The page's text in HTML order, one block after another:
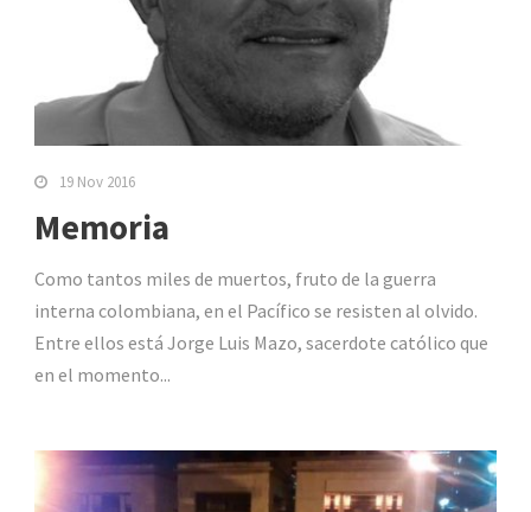
19 Nov 2016
Memoria
Como tantos miles de muertos, fruto de la guerra
interna colombiana, en el Pacífico se resisten al olvido.
Entre ellos está Jorge Luis Mazo, sacerdote católico que
en el momento...